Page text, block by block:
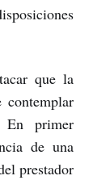
que la
contemplar
En primer
de una
prestador